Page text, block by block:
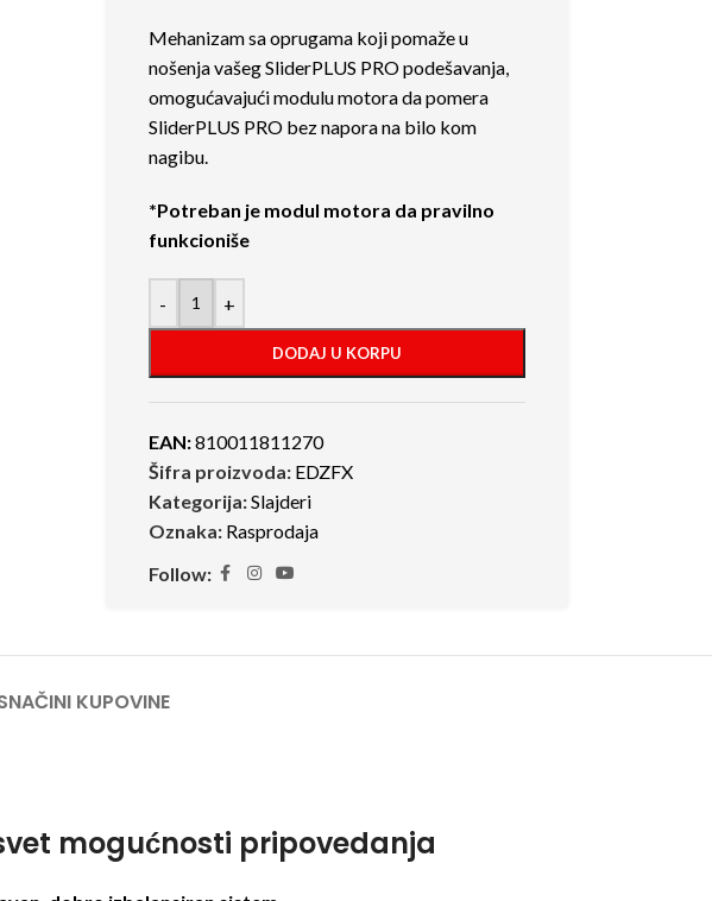
Mehanizam sa oprugama koji pomaže u
nošenja vašeg SliderPLUS PRO podešavanja,
omogućavajući modulu motora da pomera
SliderPLUS PRO bez napora na bilo kom
nagibu.
*Potreban je modul motora da pravilno
funkcioniše
- +
DODAJ U KORPU
EAN:810011811270
Šifra proizvoda: EDZFX
Kategorija:Slajderi
Oznaka: Rasprodaja
Follow:
NAČINI KUPOVINE
mogućnosti pripovedanja